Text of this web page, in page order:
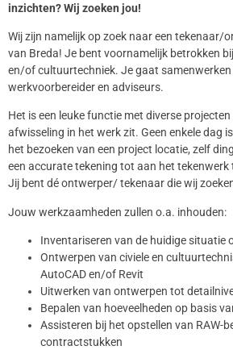
inzichten? Wij zoeken jou!
Wij zijn namelijk op zoek naar een tekenaar/
van Breda! Je bent voornamelijk betrokken
en/of cultuurtechniek. Je gaat samenwerken
werkvoorbereider en adviseurs.
Het is een leuke functie met diverse
afwisseling in het werk zit. Geen enkele dag
het bezoeken van een project locatie, zelf
een accurate tekening tot aan het tekenwerk
Jij bent dé ontwerper/ tekenaar die wij
Jouw werkzaamheden zullen o.a. inhouden:
Inventariseren van de huidige situatie
Ontwerpen van civiele en
AutoCAD en/of Revit
Uitwerken van ontwerpen tot
Bepalen van hoeveelheden op basis
Assisteren bij het opstellen van RAW-
contractstukken